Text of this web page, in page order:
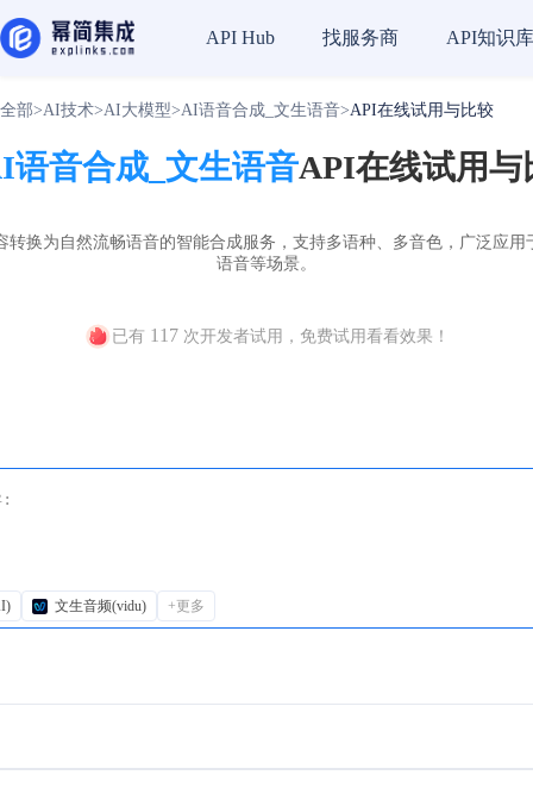
API Hub 找服务商 API知识库
全部>AI技术>AI大模型>AI语音合成_文生语音>API在线试用与比较
语音合成_文生语音API在线试用与
换为自然流畅语音的智能合成服务，支持多语种、多音色，广泛应用
语音等场景。
已有 117 次开发者试用，免费试用看看效果！
文生音频(vidu) +更多